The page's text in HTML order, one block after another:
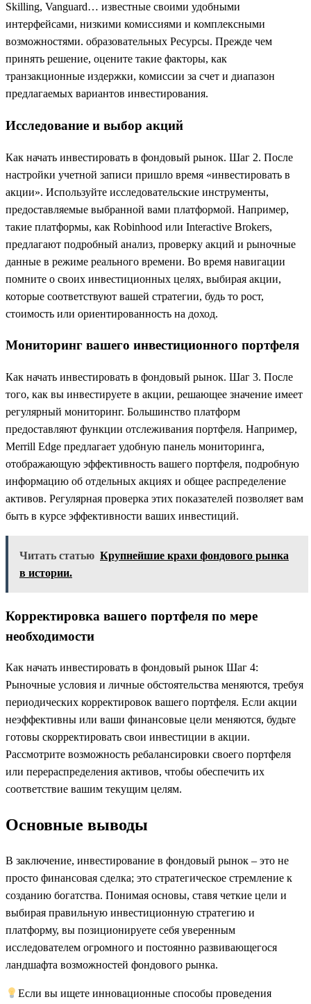
Skilling, Vanguard… известные своими удобными
интерфейсами, низкими комиссиями и комплексными
возможностями. образовательных Ресурсы. Прежде чем
принять решение, оцените такие факторы, как
транзакционные издержки, комиссии за счет и диапазон
предлагаемых вариантов инвестирования.
Исследование и выбор акций
Как начать инвестировать в фондовый рынок. Шаг 2. После
настройки учетной записи пришло время «инвестировать в
акции». Используйте исследовательские инструменты,
предоставляемые выбранной вами платформой. Например,
такие платформы, как Robinhood или Interactive Brokers,
предлагают подробный анализ, проверку акций и рыночные
данные в режиме реального времени. Во время навигации
помните о своих инвестиционных целях, выбирая акции,
которые соответствуют вашей стратегии, будь то рост,
стоимость или ориентированность на доход.
Мониторинг вашего инвестиционного портфеля
Как начать инвестировать в фондовый рынок. Шаг 3. После
того, как вы инвестируете в акции, решающее значение имеет
регулярный мониторинг. Большинство платформ
предоставляют функции отслеживания портфеля. Например,
Merrill Edge предлагает удобную панель мониторинга,
отображающую эффективность вашего портфеля, подробную
информацию об отдельных акциях и общее распределение
активов. Регулярная проверка этих показателей позволяет вам
быть в курсе эффективности ваших инвестиций.
Читать статью Крупнейшие крахи фондового рынка
в истории.
Корректировка вашего портфеля по мере
необходимости
Как начать инвестировать в фондовый рынок Шаг 4:
Рыночные условия и личные обстоятельства меняются, требуя
периодических корректировок вашего портфеля. Если акции
неэффективны или ваши финансовые цели меняются, будьте
готовы скорректировать свои инвестиции в акции.
Рассмотрите возможность ребалансировки своего портфеля
или перераспределения активов, чтобы обеспечить их
соответствие вашим текущим целям.
Основные выводы
В заключение, инвестирование в фондовый рынок – это не
просто финансовая сделка; это стратегическое стремление к
созданию богатства. Понимая основы, ставя четкие цели и
выбирая правильную инвестиционную стратегию и
платформу, вы позиционируете себя уверенным
исследователем огромного и постоянно развивающегося
ландшафта возможностей фондового рынка.
Если вы ищете инновационные способы проведения